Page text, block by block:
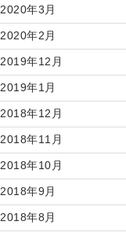
2020年3月
2020年2月
2019年12月
2019年1月
2018年12月
2018年11月
2018年10月
2018年9月
2018年8月